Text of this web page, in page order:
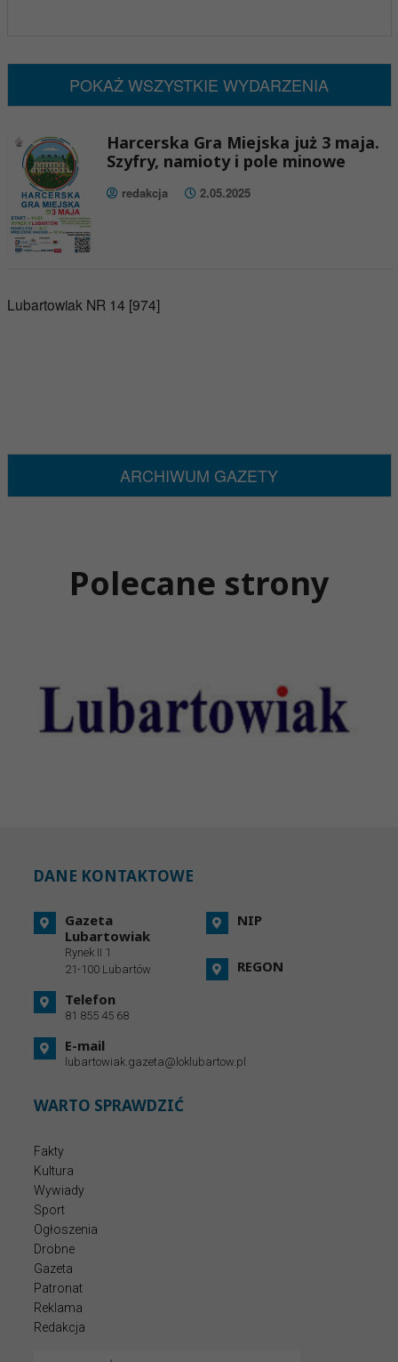
POKAŻ WSZYSTKIE WYDARZENIA
Harcerska Gra Miejska już 3 maja.
Szyfry, namioty i pole minowe
redakcja 2.05.2025
Lubartowiak NR 14 [974]
ARCHIWUM GAZETY
Polecane strony
DANE KONTAKTOWE
Gazeta
Lubartowiak
Rynek II 1
21-100 Lubartów
Telefon
81 855 45 68
E-mail
lubartowiak.gazeta@loklubartow.pl
NIP
REGON
WARTO SPRAWDZIĆ
Fakty
Kultura
Wywiady
Sport
Ogłoszenia
Drobne
Gazeta
Patronat
Reklama
Redakcja